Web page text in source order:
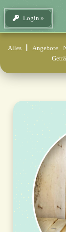
Login
Alles Angebote